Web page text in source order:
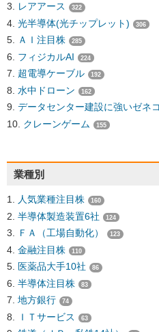
レアアース 322
光半導体(光チップレット) 306
ＡＩ注目株 285
フィジカルAI 224
超電導ケーブル 192
水中ドローン 162
データセンター建設に強いゼネ
クレーンゲーム 155
業種別
人気業種注目株 160
半導体製造装置6社 124
ＦＡ（工場自動化） 123
金融注目株 110
医薬品大手10社 86
半導体注目株 83
地方銀行 74
ＩＴサービス 63